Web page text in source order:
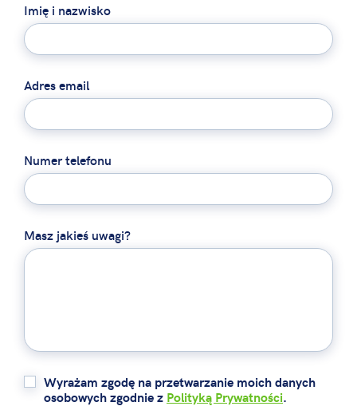
Imię i nazwisko
Adres email
Numer telefonu
Masz jakieś uwagi?
Wyrażam zgodę na przetwarzanie moich danych
osobowych zgodnie z Polityką Prywatności.